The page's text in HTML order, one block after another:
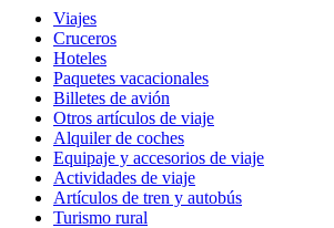
Viajes
Cruceros
Hoteles
Paquetes vacacionales
Billetes de avión
Otros artículos de viaje
Alquiler de coches
Equipaje y accesorios de viaje
Actividades de viaje
Artículos de tren y autobús
Turismo rural